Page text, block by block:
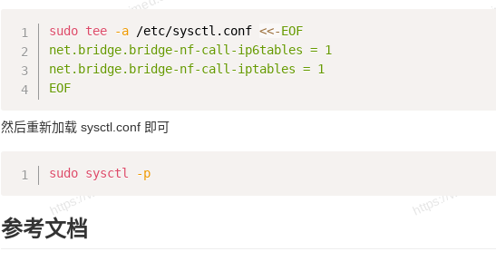
sudo tee -a /etc/sysctl.conf <<-EOF
net.bridge.bridge-nf-call-ip6tables = 1
net.bridge.bridge-nf-call-iptables = 1
EOF
然后重新加载 sysctl.conf 即可
sudo sysctl -p
参考文档